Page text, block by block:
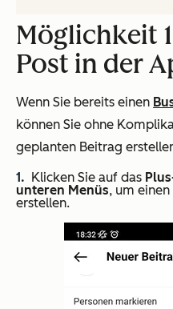
Möglichkeit
Post in der
Wenn Sie bereits einen
können Sie ohne
geplanten Beitrag
Klicken Sie auf das
unteren Menüs, um
erstellen.